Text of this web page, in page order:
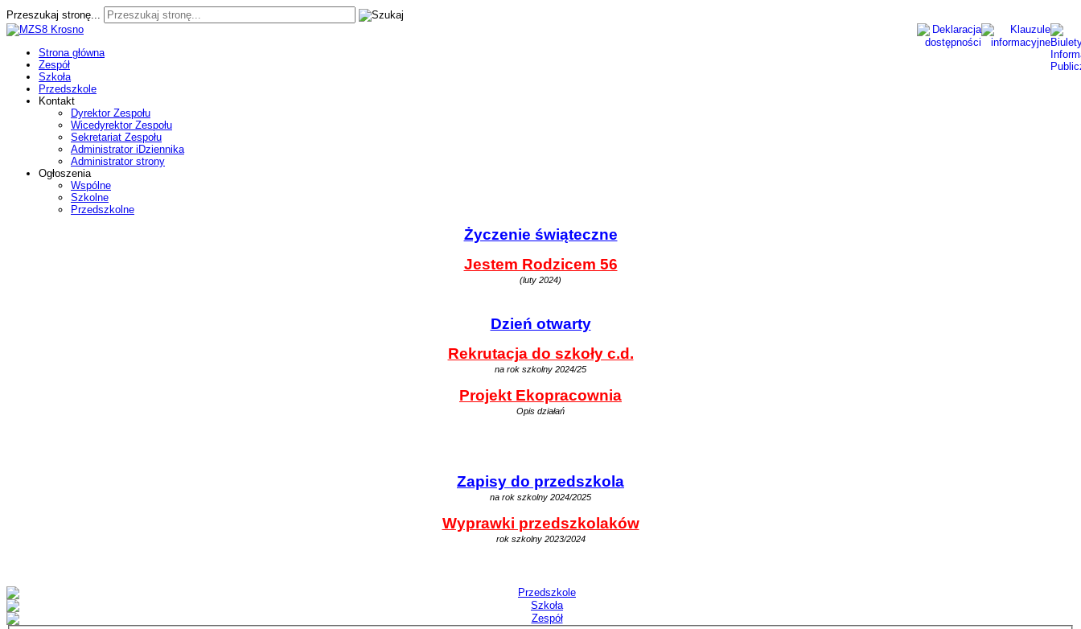
Przeszukaj stronę...
Strona główna
Zespół
Szkoła
Przedszkole
Kontakt
Dyrektor Zespołu
Wicedyrektor Zespołu
Sekretariat Zespołu
Administrator iDziennika
Administrator strony
Ogłoszenia
Wspólne
Szkolne
Przedszkolne
Życzenie świąteczne
Jestem Rodzicem 56
(luty 2024)
Dzień otwarty
Rekrutacja do szkoły c.d.
na rok szkolny 2024/25
Projekt Ekopracownia
Opis działań
Zapisy do przedszkola
na rok szkolny 2024/2025
Wyprawki przedszkolaków
rok szkolny 2023/2024